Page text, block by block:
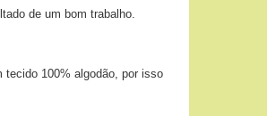
de um bom trabalho.
tecido 100% algodão, por isso